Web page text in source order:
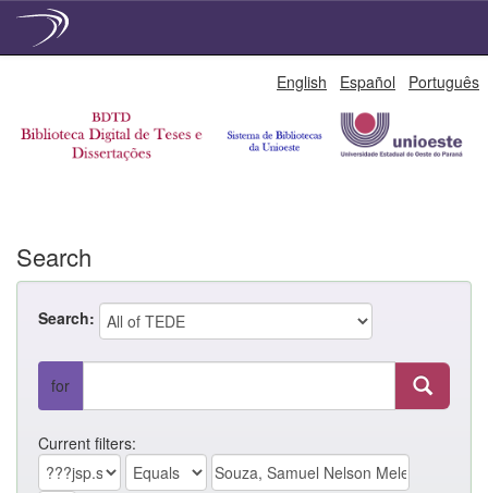
English Español Português
Search
Search:
for
Current filters: